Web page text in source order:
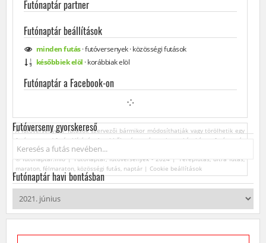
Futónaptár partner
Futónaptár beállítások
mindenfutás·futóversenyek·közösségifutások
későbbiek elöl ·korábbiak elöl
Futónaptár a Facebook-on
A futóversenyek / futások szervezői bármikor módosíthatják vagy törölhetik egy
futóverseny / futás kiírását. Az ebből származó esetleges károkért a futónaptár
üzemeltetője felelősséget nem vállal.
© futonaptar.info | Futónaptár, futóversenyek - 2024 | Terepfutás, ultra futás,
maraton, félmaraton, közösségi futás, naptár | Cookie beállítások
Futóverseny gyorskereső
Keresés...
Futónaptár havi bontásban